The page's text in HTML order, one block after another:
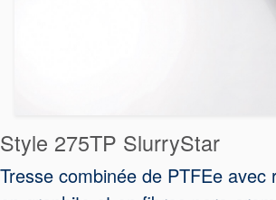
Localisations
Actualités
Style 275TP SlurryStar
Tresse combinée de PTFEe avec